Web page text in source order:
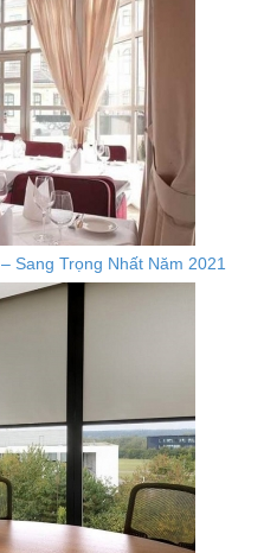
Sang Trọng Nhất Năm 2021